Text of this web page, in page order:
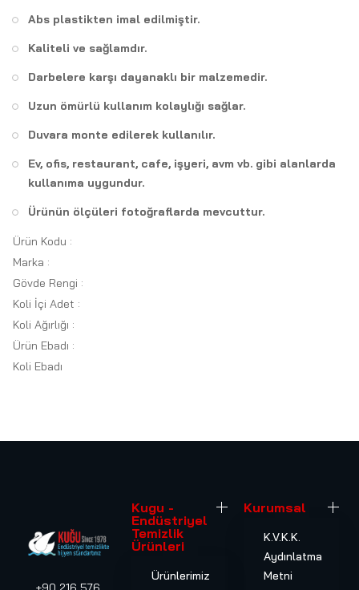
Abs plastikten imal edilmiştir.
Kaliteli ve sağlamdır.
Darbelere karşı dayanaklı bir malzemedir.
Uzun ömürlü kullanım kolaylığı sağlar.
Duvara monte edilerek kullanılır.
Ev, ofis, restaurant, cafe, işyeri, avm vb. gibi alanlarda
kullanıma uygundur.
Ürünün ölçüleri fotoğraflarda mevcuttur.
Ürün Kodu :
Marka :
Gövde Rengi :
Koli İçi Adet :
Koli Ağırlığı :
Ürün Ebadı :
Koli Ebadı
Kugu -
Endüstriyel
Temizlik
Ürünleri
Ürünlerimiz
Kurumsal
K.V.K.K.
Aydınlatma
Metni